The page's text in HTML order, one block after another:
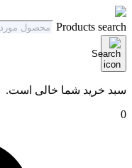
Products search
سبد خرید شما خالی است.
0